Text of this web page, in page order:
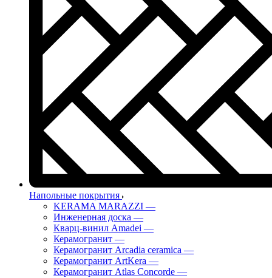
Напольные покрытия
KERAMA MARAZZI —
Инженерная доска —
Кварц-винил Amadei —
Керамогранит —
Керамогранит Arcadia ceramica —
Керамогранит ArtKera —
Керамогранит Atlas Concorde —